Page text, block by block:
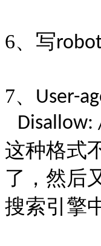
6、写
7、 User-
Disallow:
这种格式
了，然后
搜索引擎